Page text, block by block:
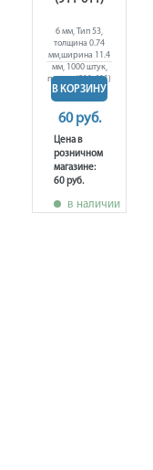
6 мм, Тип 53,
толщина 0.74
мм,ширина 11.4
мм, 1000 штук,
подвес (911-611)
В КОРЗИНУ
60 руб.
Цена в
розничном
магазине:
60 руб.
в наличии